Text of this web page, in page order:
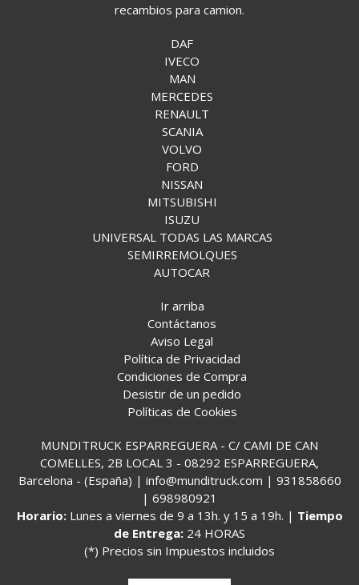
recambios para camion.
DAF
IVECO
MAN
MERCEDES
RENAULT
SCANIA
VOLVO
FORD
NISSAN
MITSUBISHI
ISUZU
UNIVERSAL TODAS LAS MARCAS
SEMIRREMOLQUES
AUTOCAR
Ir arriba
Contáctanos
Aviso Legal
Política de Privacidad
Condiciones de Compra
Desistir de un pedido
Políticas de Cookies
MUNDITRUCK ESPARREGUERA - C/ CAMI DE CAN
COMELLES, 2B LOCAL 3 - 08292 ESPARREGUERA,
Barcelona - (España) | info@munditruck.com | 931858660
| 698980921
Horario: Lunes a viernes de 9 a 13h. y 15 a 19h. | Tiempo
de Entrega: 24 HORAS
(*) Precios sin Impuestos incluidos